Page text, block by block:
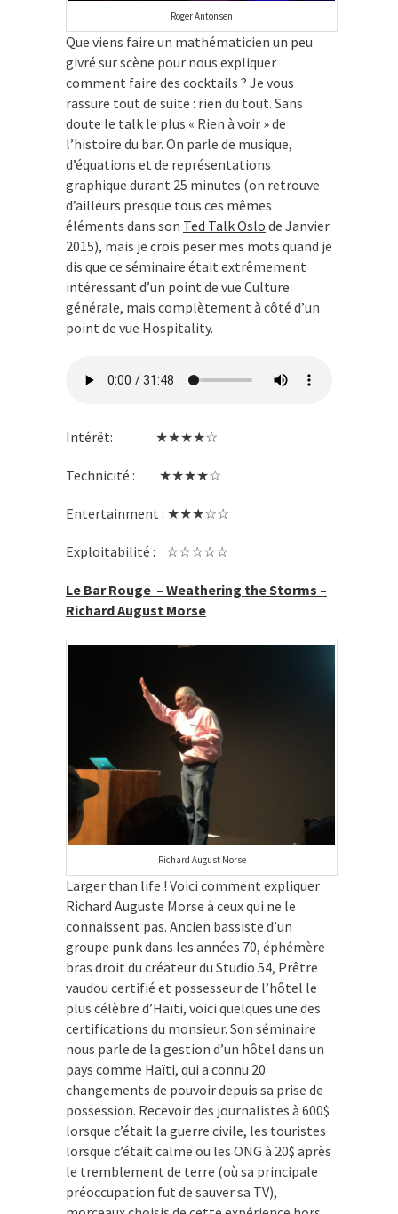
Roger Antonsen
Que viens faire un mathématicien un peu
givré sur scène pour nous expliquer
comment faire des cocktails ? Je vous
rassure tout de suite : rien du tout. Sans
doute le talk le plus « Rien à voir » de
l’histoire du bar. On parle de musique,
d’équations et de représentations
graphique durant 25 minutes (on retrouve
d’ailleurs presque tous ces mêmes
éléments dans son Ted Talk Oslo de Janvier
2015), mais je crois peser mes mots quand je
dis que ce séminaire était extrêmement
intéressant d’un point de vue Culture
générale, mais complètement à côté d’un
point de vue Hospitality.
Intérêt: ★★★★☆
Technicité : ★★★★☆
Entertainment : ★★★☆☆
Exploitabilité : ☆☆☆☆☆
Le Bar Rouge – Weathering the Storms –
Richard August Morse
Richard August Morse
Larger than life ! Voici comment expliquer
Richard Auguste Morse à ceux qui ne le
connaissent pas. Ancien bassiste d’un
groupe punk dans les années 70, éphémère
bras droit du créateur du Studio 54, Prêtre
vaudou certifié et possesseur de l’hôtel le
plus célèbre d’Haïti, voici quelques une des
certifications du monsieur. Son séminaire
nous parle de la gestion d’un hôtel dans un
pays comme Haïti, qui a connu 20
changements de pouvoir depuis sa prise de
possession. Recevoir des journalistes à 600$
lorsque c’était la guerre civile, les touristes
lorsque c’était calme ou les ONG à 20$ après
le tremblement de terre (où sa principale
préoccupation fut de sauver sa TV),